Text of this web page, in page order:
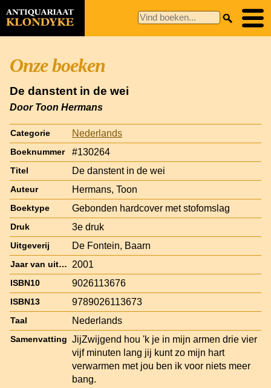
Onze boeken
De danstent in de wei
Door Toon Hermans
Categorie Nederlands
Boeknummer #130264
Titel De danstent in de wei
Auteur Hermans, Toon
Boektype Gebonden hardcover met stofomslag
Druk 3e druk
Uitgeverij De Fontein, Baarn
Jaar van uitgave 2001
ISBN10 9026113676
ISBN13 9789026113673
Taal Nederlands
Samenvatting JijZwijgend hou 'k je in mijn armen drie vier
vijf minuten lang jij kunt zo mijn hart
verwarmen met jou ben ik voor niets meer
bang.